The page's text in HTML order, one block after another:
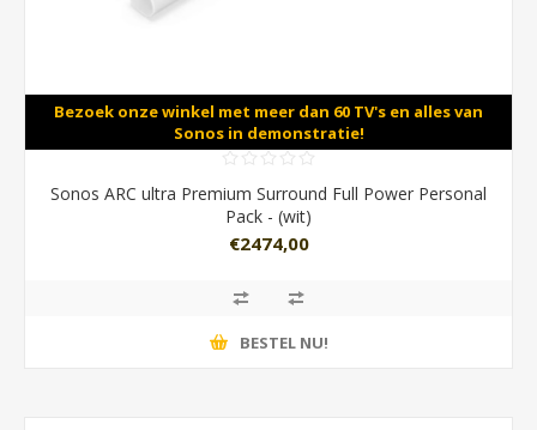
Bezoek onze winkel met meer dan 60 TV's en alles van
Sonos in demonstratie!
Sonos ARC ultra Premium Surround Full Power Personal
Pack - (wit)
€2474,00
BESTEL NU!